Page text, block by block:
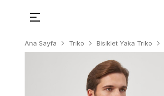
Ana Sayfa Triko Bisiklet Yaka Triko